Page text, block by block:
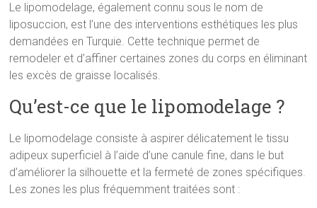
Le lipomodelage, également connu sous le nom de
liposuccion, est l’une des interventions esthétiques les plus
demandées en Turquie. Cette technique permet de
remodeler et d’affiner certaines zones du corps en éliminant
les excès de graisse localisés.
Qu’est-ce que le lipomodelage ?
Le lipomodelage consiste à aspirer délicatement le tissu
adipeux superficiel à l’aide d’une canule fine, dans le but
d’améliorer la silhouette et la fermeté de zones spécifiques.
Les zones les plus fréquemment traitées sont :